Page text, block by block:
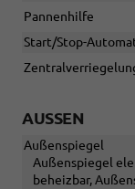
Pannenhilfe
Start/Stop-
AUSSEN
Außenspiegel
Außenspiegel
beheizbar,